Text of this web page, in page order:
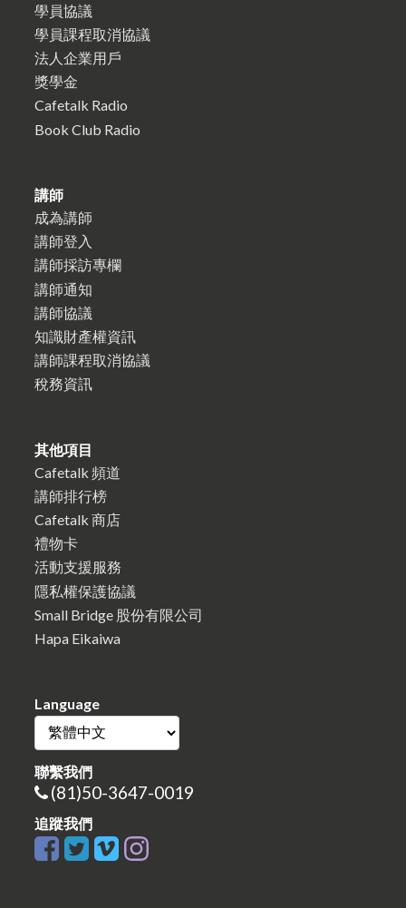
學員協議
學員課程取消協議
法人企業用戶
獎學金
Cafetalk Radio
Book Club Radio
講師
成為講師
講師登入
講師採訪專欄
講師通知
講師協議
知識財產權資訊
講師課程取消協議
稅務資訊
其他項目
Cafetalk 頻道
講師排行榜
Cafetalk 商店
禮物卡
活動支援服務
隱私權保護協議
Small Bridge 股份有限公司
Hapa Eikaiwa
Language
聯繫我們
(81)50-3647-0019
追蹤我們